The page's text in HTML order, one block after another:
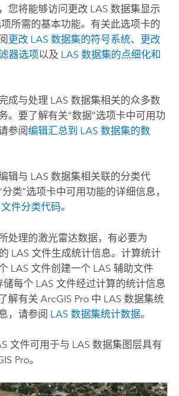
您将能够访问更改 LAS 数据集显示
所需的基本功能。有关此选项卡的
更改 LAS 数据集的符号系统、 更改
器选项以及 LAS 数据集的点细化和
成与处理 LAS 数据集相关的众多数
。要了解有关“数据”选项卡中可用功
参阅编辑汇总到 LAS 数据集的数
辑与 LAS 数据集相关联的分类代
类”选项卡中可用功能的详细信息，
件分类代码。
处理的激光雷达数据，有必要为
LAS 文件生成统计信息。计算统计
LAS 文件创建一个 LAS 辅助文件
储每个 LAS 文件经过计算的统计信息
解有关 ArcGIS Pro中 LAS 数据集统
，请参阅 LAS 数据集统计数据。
文件可用于与 LAS 数据集图层具有
Pro。